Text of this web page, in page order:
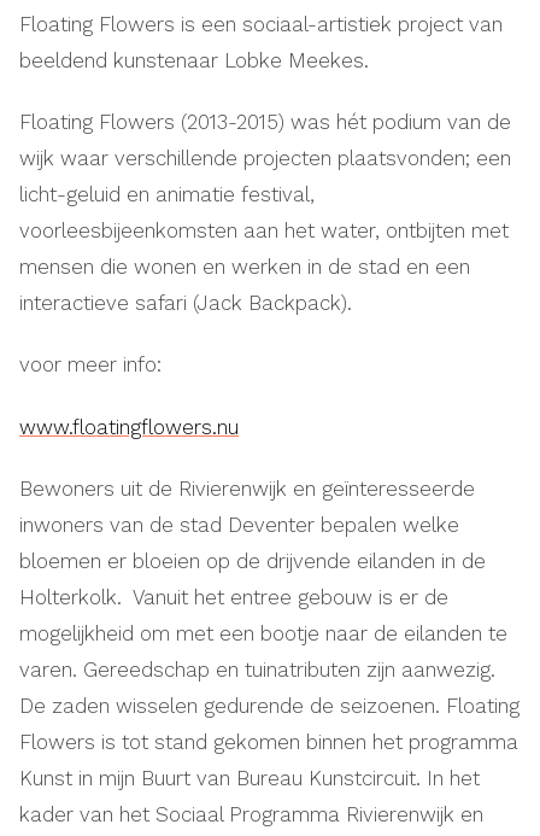
Floating Flowers is een sociaal-artistiek project van
beeldend kunstenaar Lobke Meekes.
Floating Flowers (2013-2015) was hét podium van de
wijk waar verschillende projecten plaatsvonden; een
licht-geluid en animatie festival,
voorleesbijeenkomsten aan het water, ontbijten met
mensen die wonen en werken in de stad en een
interactieve safari (Jack Backpack).
voor meer info:
www.floatingflowers.nu
Bewoners uit de Rivierenwijk en geïnteresseerde
inwoners van de stad Deventer bepalen welke
bloemen er bloeien op de drijvende eilanden in de
Holterkolk. Vanuit het entree gebouw is er de
mogelijkheid om met een bootje naar de eilanden te
varen. Gereedschap en tuinatributen zijn aanwezig.
De zaden wisselen gedurende de seizoenen. Floating
Flowers is tot stand gekomen binnen het programma
Kunst in mijn Buurt van Bureau Kunstcircuit. In het
kader van het Sociaal Programma Rivierenwijk en